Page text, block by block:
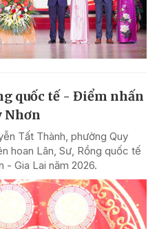
quốc tế - Điểm nhấn
Nhơn
Tất Thành, phường Quy
hoan Lân, Sư, Rồng quốc tế
- Gia Lai năm 2026.